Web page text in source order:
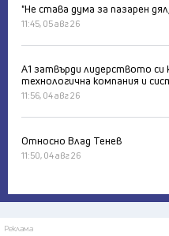
"Не става дума за пазарен
11:45, 05 авг 26
А1 затвърди лидерството
технологична компания и
11:56, 04 авг 26
Относно Влад Тенев
11:50, 04 авг 26
Реклама